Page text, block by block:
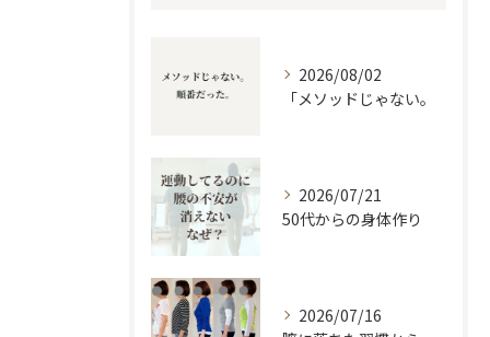
2026/08/02
「メソッドじゃない。
2026/07/21
50代からの身体作り
2026/07/16